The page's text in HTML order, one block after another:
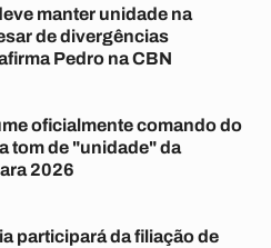
manter unidade na
de divergências
Pedro na CBN
oficialmente comando do
tom de "unidade" da
2026
participará da filiação de